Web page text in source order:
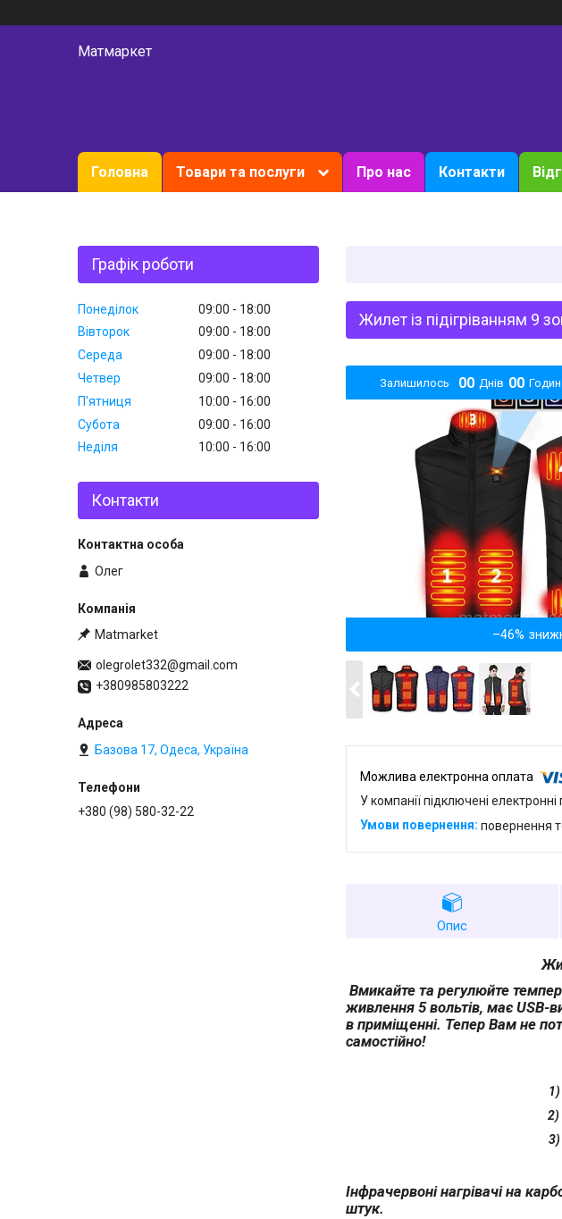
Матмаркет
Головна Товари та послуги Про нас Контакти
Жилет із підігріванням 9
Залишилось 00 Днів 00 Годин
–46%
У компанії підключені
повернення
Опис
Вмикайте та регулюйте
живлення 5 вольтів, має USB-
в приміщенні. Тепер Вам не
самостійно!
Інфрачервоні нагрівачі на
штук.
Графік роботи
Понеділок 09:00
18:00
Вівторок
09:00
18:00
Середа
09:00
18:00
Четвер
09:00
18:00
Пʼятниця
10:00
16:00
Субота
09:00
16:00
Неділя
10:00 16:00
Контакти
Олег
Matmarket
olegrolet332@gmail.com
+380985803222
Базова 17, Одеса, Україна
+380 (98) 580-32-22